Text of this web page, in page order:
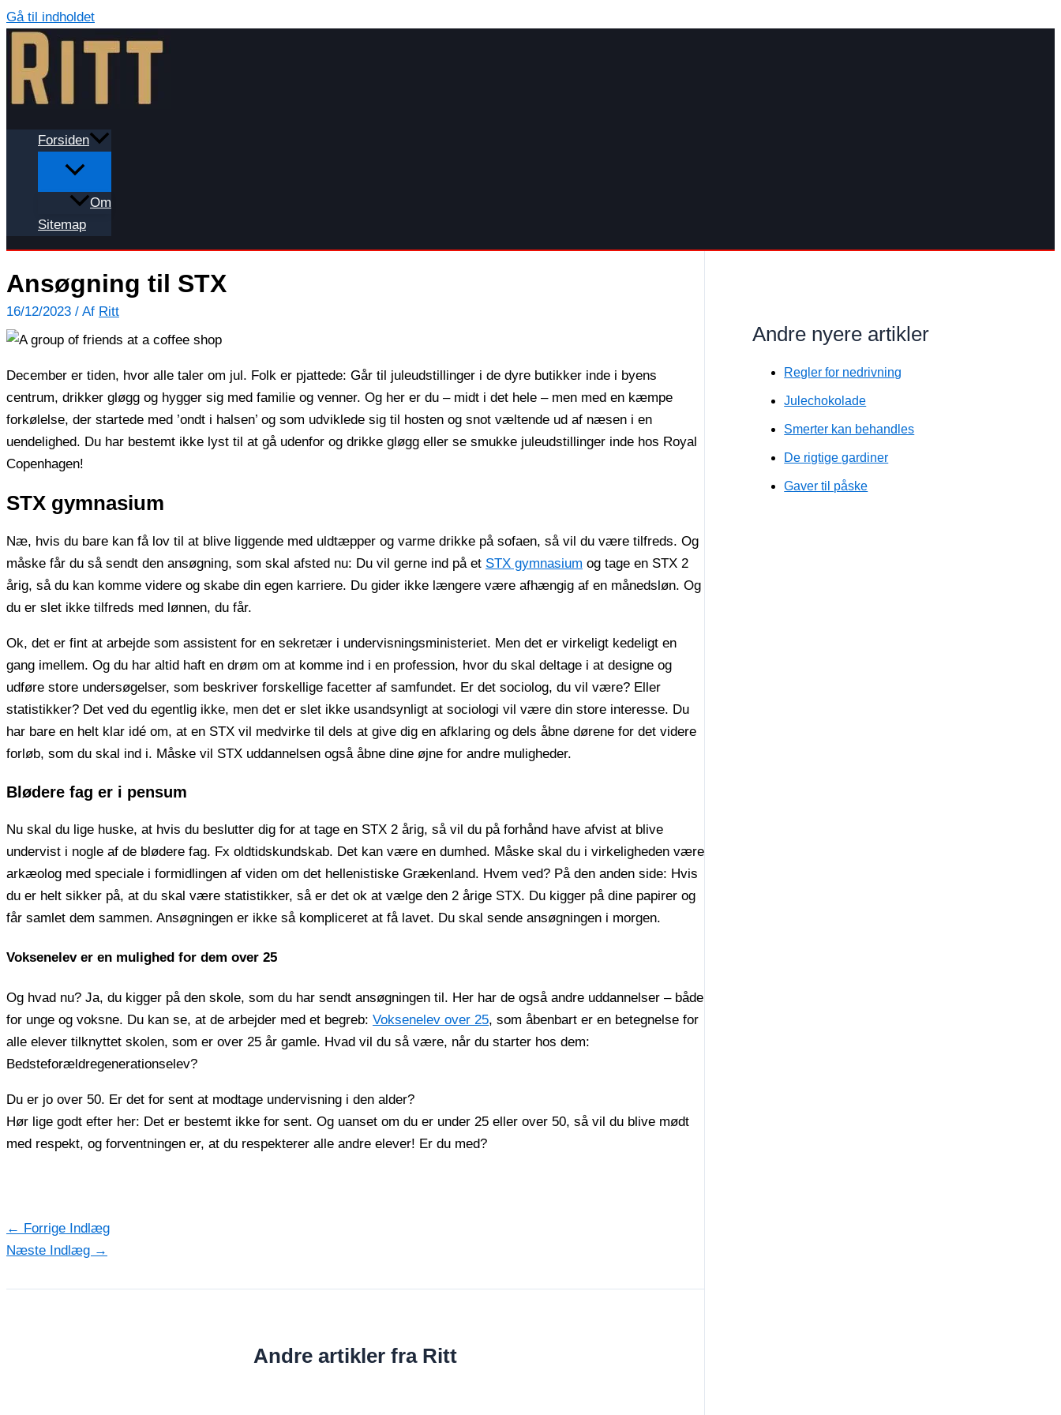
Gå til indholdet
Forsiden
Om
Sitemap
Ansøgning til STX
16/12/2023 / Af Ritt
December er tiden, hvor alle taler om jul. Folk er pjattede: Går til juleudstillinger i de dyre butikker inde i byens
centrum, drikker gløgg og hygger sig med familie og venner. Og her er du – midt i det hele – men med en kæmpe
forkølelse, der startede med ’ondt i halsen’ og som udviklede sig til hosten og snot væltende ud af næsen i en
uendelighed. Du har bestemt ikke lyst til at gå udenfor og drikke gløgg eller se smukke juleudstillinger inde hos Royal
Copenhagen!
STX gymnasium
Næ, hvis du bare kan få lov til at blive liggende med uldtæpper og varme drikke på sofaen, så vil du være tilfreds. Og
måske får du så sendt den ansøgning, som skal afsted nu: Du vil gerne ind på et STX gymnasium og tage en STX 2
årig, så du kan komme videre og skabe din egen karriere. Du gider ikke længere være afhængig af en månedsløn. Og
du er slet ikke tilfreds med lønnen, du får.
Ok, det er fint at arbejde som assistent for en sekretær i undervisningsministeriet. Men det er virkeligt kedeligt en
gang imellem. Og du har altid haft en drøm om at komme ind i en profession, hvor du skal deltage i at designe og
udføre store undersøgelser, som beskriver forskellige facetter af samfundet. Er det sociolog, du vil være? Eller
statistikker? Det ved du egentlig ikke, men det er slet ikke usandsynligt at sociologi vil være din store interesse. Du
har bare en helt klar idé om, at en STX vil medvirke til dels at give dig en afklaring og dels åbne dørene for det videre
forløb, som du skal ind i. Måske vil STX uddannelsen også åbne dine øjne for andre muligheder.
Blødere fag er i pensum
Nu skal du lige huske, at hvis du beslutter dig for at tage en STX 2 årig, så vil du på forhånd have afvist at blive
undervist i nogle af de blødere fag. Fx oldtidskundskab. Det kan være en dumhed. Måske skal du i virkeligheden være
arkæolog med speciale i formidlingen af viden om det hellenistiske Grækenland. Hvem ved? På den anden side: Hvis
du er helt sikker på, at du skal være statistikker, så er det ok at vælge den 2 årige STX. Du kigger på dine papirer og
får samlet dem sammen. Ansøgningen er ikke så kompliceret at få lavet. Du skal sende ansøgningen i morgen.
Voksenelev er en mulighed for dem over 25
Og hvad nu? Ja, du kigger på den skole, som du har sendt ansøgningen til. Her har de også andre uddannelser – både
for unge og voksne. Du kan se, at de arbejder med et begreb: Voksenelev over 25, som åbenbart er en betegnelse for
alle elever tilknyttet skolen, som er over 25 år gamle. Hvad vil du så være, når du starter hos dem:
Bedsteforældregenerationselev?
Du er jo over 50. Er det for sent at modtage undervisning i den alder?
Hør lige godt efter her: Det er bestemt ikke for sent. Og uanset om du er under 25 eller over 50, så vil du blive mødt
med respekt, og forventningen er, at du respekterer alle andre elever! Er du med?
← Forrige Indlæg
Næste Indlæg →
Andre artikler fra Ritt
Andre nyere artikler
Regler for nedrivning
Julechokolade
Smerter kan behandles
De rigtige gardiner
Gaver til påske